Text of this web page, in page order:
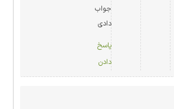
جواب
دادی
پاسخ
دادن